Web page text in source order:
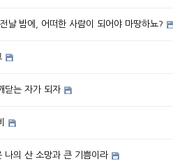
전날 밤에, 어떠한 사람이 되어야 마땅하뇨?
닫는 자가 되자
나의 산 소망과 큰 기쁨이라